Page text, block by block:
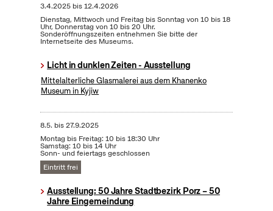
3.4.2025bis12.4.2026
Dienstag, Mittwoch und Freitag bis Sonntag von 10 bis 18
Uhr, Donnerstag von 10 bis 20 Uhr.
Sonderöffnungszeiten entnehmen Sie bitte der
Internetseite des Museums.
Licht in dunklen Zeiten - Ausstellung
Mittelalterliche Glasmalerei aus dem Khanenko
Museum in Kyjiw
8.5. bis27.9.2025
Montag bis Freitag: 10 bis 18:30 Uhr
Samstag: 10 bis 14 Uhr
Sonn- und feiertags geschlossen
Eintritt frei
Ausstellung: 50 Jahre Stadtbezirk Porz – 50
Jahre Eingemeindung